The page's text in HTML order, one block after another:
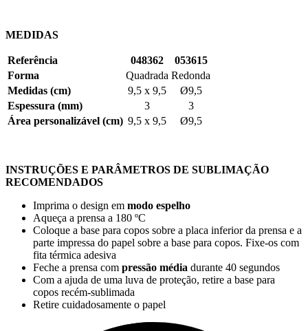
MEDIDAS
Referência 048362
053615
Forma
Quadrada Redonda
Medidas (cm)
9,5 x 9,5
Ø9,5
Espessura (mm)
3
3
Área personalizável (cm) 9,5 x 9,5 Ø9,5
INSTRUÇÕES E PARÂMETROS DE SUBLIMAÇÃO
RECOMENDADOS
Imprima o design em modo espelho
Aqueça a prensa a 180 ºC
Coloque a base para copos sobre a placa inferior da prensa e a
parte impressa do papel sobre a base para copos. Fixe-os com
fita térmica adesiva
Feche a prensa com pressão média durante 40 segundos
Com a ajuda de uma luva de proteção, retire a base para
copos recém-sublimada
Retire cuidadosamente o papel